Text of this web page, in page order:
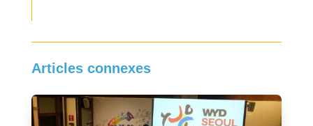
Articles connexes